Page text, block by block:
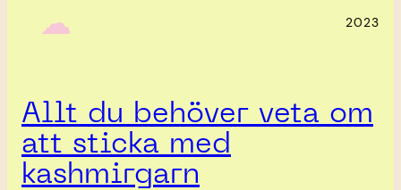
‎ ‎‎ ☁︎‎‎ 2023
Allt du behöver veta om
att sticka med
kashmirgarn